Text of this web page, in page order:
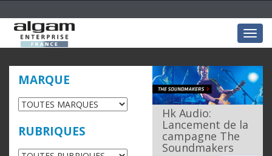
MARQUE
RUBRIQUES
Hk Audio:
Lancement de la
campagne The
Soundmakers